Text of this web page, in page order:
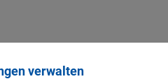
verwalten